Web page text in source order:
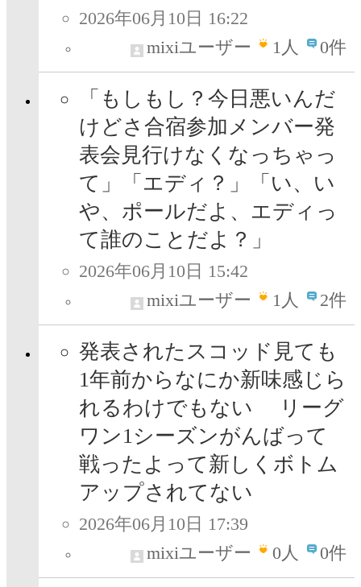
2026年06月10日 16:22
mixiユーザー
1人 0件
「もしもし？今日悪いんだ
けどさ合宿参加メンバー発
表会見行けなくなっちゃっ
て」「エディ？」「い、い
や、ポールだよ、エディっ
て誰のことだよ？」
2026年06月10日 15:42
mixiユーザー
1人 2件
発表されたスコッド見ても
1年前からなにか新味感じら
れるわけでもない リーグ
ワン1シーズンがんばって
戦ったよって新しくボトム
アップされてない
2026年06月10日 17:39
mixiユーザー
0人 0件